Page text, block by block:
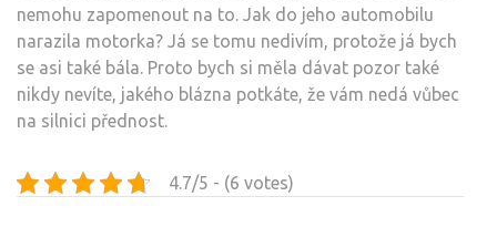
nemohu zapomenout na to. Jak do jeho automobilu
narazila motorka? Já se tomu nedivím, protože já bych
se asi také bála. Proto bych si měla dávat pozor také
nikdy nevíte, jakého blázna potkáte, že vám nedá vůbec
na silnici přednost.
4.7/5 - (6 votes)